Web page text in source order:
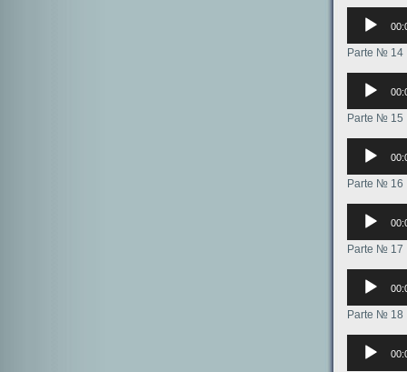
Аудиоплеер
Parte № 14
Аудиоплеер
Parte № 15
Аудиоплеер
Parte № 16
Аудиоплеер
Parte № 17
Аудиоплеер
Parte № 18
Аудиоплеер